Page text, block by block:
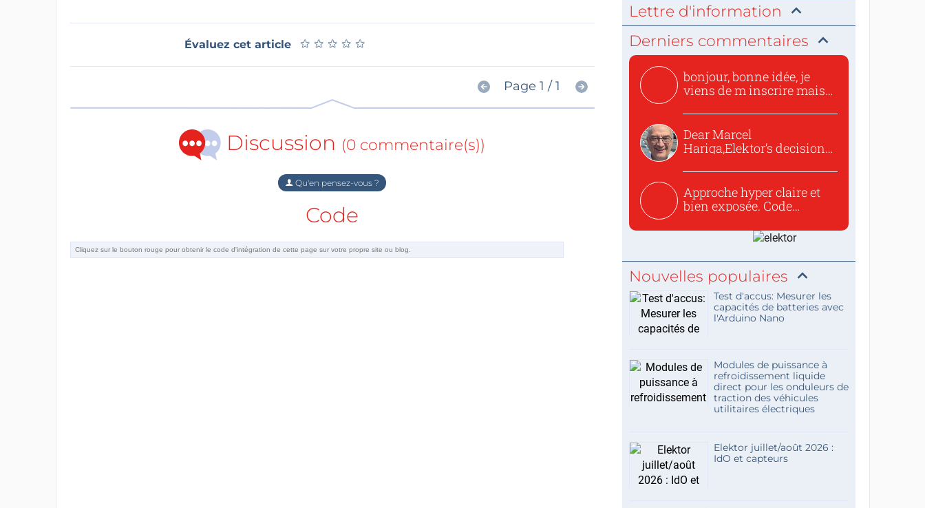
Évaluez cet article ★ ★ ★ ★ ★
★ ★ ★ ★ ★
Page 1 / 1
Discussion (0 commentaire(s))
Qu'en pensez-vous ?
Code
Lettre d'information
Derniers commentaires
bonjour, bonne idée, je
viens de m inscrire mais
Dear Marcel
Hariga,Elektor’s decision
Approche hyper claire et
bien exposée. Code
Nouvelles populaires
Test d'accus: Mesurer les
capacités de batteries avec
l'Arduino Nano
Modules de puissance à
refroidissement liquide
direct pour les onduleurs de
traction des véhicules
utilitaires électriques
Elektor juillet/août 2026 :
IdO et capteurs